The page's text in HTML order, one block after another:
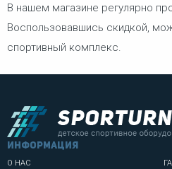
В нашем магазине регулярно
Воспользовавшись скидкой,
спортивный комплекс.
информация
О НАС